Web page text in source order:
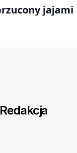
jajami
Redakcja